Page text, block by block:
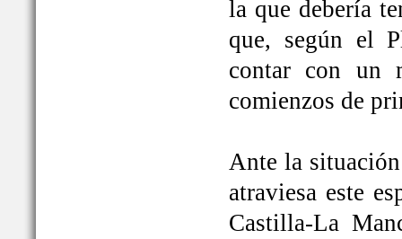
la que debería
que, según el
contar con un
comienzos de
Ante la
atraviesa este
Castilla-La